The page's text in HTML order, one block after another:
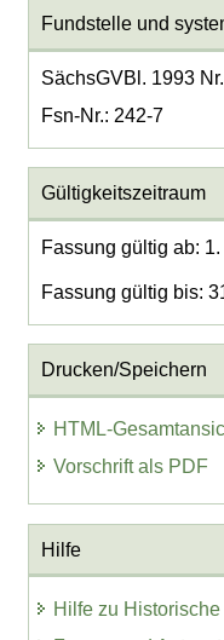
Fundstelle und
SächsGVBl. 1993
Fsn-Nr.: 242-7
Gültigkeitszeitraum
Fassung gültig ab:
Fassung gültig bis:
Drucken/Speichern
HTML-
Vorschrift als PDF
Hilfe
Hilfe zu